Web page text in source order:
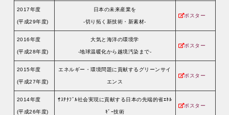
2017年度
(平成29年度)
日本の未来産業を
-切り拓く新技術・新素材-
ポスター
2016年度
(平成28年度)
大気と海洋の環境学
-地球温暖化から越境汚染まで-
ポスター
2015年度
(平成27年度)
エネルギー・環境問題に貢献するグリーンサイ
エンス
ポスター
2014年度
(平成26年度)
ｻｽﾃﾅﾌﾞﾙ社会実現に貢献する日本の先端的省ｴﾈﾙ
ｷﾞｰ技術
ポスター